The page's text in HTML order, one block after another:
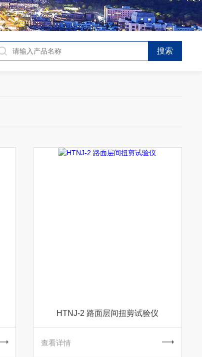
HTNJ-2 路面层间扭剪试验仪
查看详情